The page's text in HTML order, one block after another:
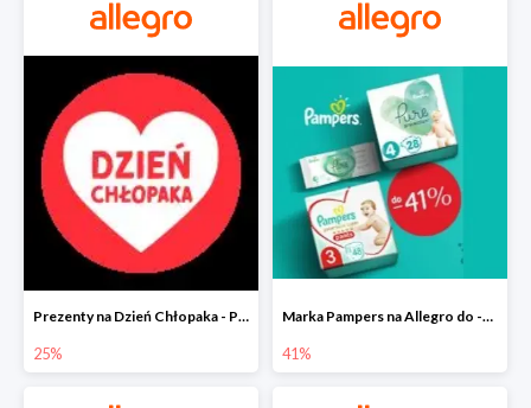
Prezenty na Dzień Chłopaka - Produkty SOXO do -25%
25%
Marka Pampers na Allegro do -41%
41%